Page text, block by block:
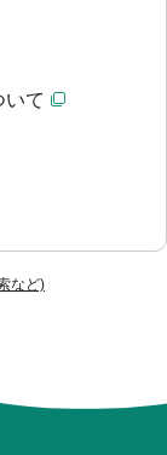
など)
いて